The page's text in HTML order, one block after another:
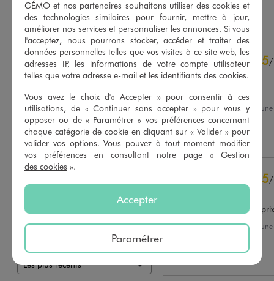
AJOUTERAU PANIER AJOUTERAU PANIER
4.6/5
Basé sur 147 avis soumis à un
contrôle
Voir tous les avis sur ce site
5étoiles
3
0
5/
Avis vérifié et récompensé
Avis du 14/07/2026 , suite à
01/07/2026
Utile Signaler
5/
Avis vérifié et récompensé
taille bien, rapport qualité
Avis du17/04/2026 , suite à
GÉMO et nos partenaires souhaitons utiliser des cookies et
des technologies similaires pour fournir, mettre à jour,
améliorer nos services et personnaliser les annonces. Si vous
l'acceptez, nous pourrons stocker, accéder et traiter des
données personnelles telles que vos visites à ce site web, les
adresses IP, les informations de votre compte utilisateur
telles que votre adresse e-mail et les identifiants des cookies.
Vous avez le choix d'« Accepter » pour consentir à ces
utilisations, de « Continuer sans accepter » pour vous y
opposer ou de « Paramétrer » vos préférences concernant
chaque catégorie de cookie en cliquant sur « Valider » pour
valider vos options. Vous pouvez à tout moment modifier
vos préférences en consultant notre page « Gestion
des cookies ».
Accepter
Paramétrer